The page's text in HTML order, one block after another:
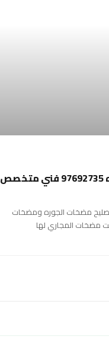
تصليح مضخات الجوره 97692735 فني متخصص
مضخات الجوره ومضخات
مضخات المجاري لها